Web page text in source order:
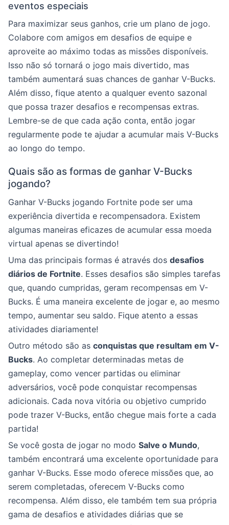
eventos especiais
Para maximizar seus ganhos, crie um plano de jogo.
Colabore com amigos em desafios de equipe e
aproveite ao máximo todas as missões disponíveis.
Isso não só tornará o jogo mais divertido, mas
também aumentará suas chances de ganhar V-Bucks.
Além disso, fique atento a qualquer evento sazonal
que possa trazer desafios e recompensas extras.
Lembre-se de que cada ação conta, então jogar
regularmente pode te ajudar a acumular mais V-Bucks
ao longo do tempo.
Quais são as formas de ganhar V-Bucks
jogando?
Ganhar V-Bucks jogando Fortnite pode ser uma
experiência divertida e recompensadora. Existem
algumas maneiras eficazes de acumular essa moeda
virtual apenas se divertindo!
Uma das principais formas é através dos desafios
diários de Fortnite. Esses desafios são simples tarefas
que, quando cumpridas, geram recompensas em V-
Bucks. É uma maneira excelente de jogar e, ao mesmo
tempo, aumentar seu saldo. Fique atento a essas
atividades diariamente!
Outro método são as conquistas que resultam em V-
Bucks. Ao completar determinadas metas de
gameplay, como vencer partidas ou eliminar
adversários, você pode conquistar recompensas
adicionais. Cada nova vitória ou objetivo cumprido
pode trazer V-Bucks, então chegue mais forte a cada
partida!
Se você gosta de jogar no modo Salve o Mundo,
também encontrará uma excelente oportunidade para
ganhar V-Bucks. Esse modo oferece missões que, ao
serem completadas, oferecem V-Bucks como
recompensa. Além disso, ele também tem sua própria
gama de desafios e atividades diárias que se